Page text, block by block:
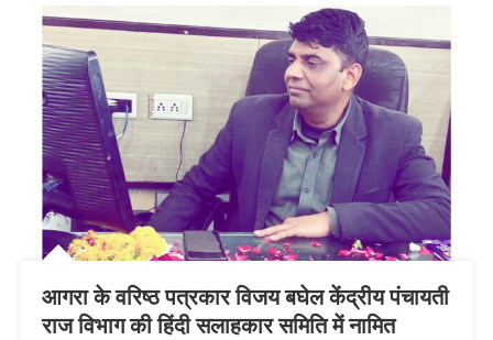
आगरा के वरिष्ठ पत्रकार विजय बघेल केंद्रीय पंचायती
राज विभाग की हिंदी सलाहकार समिति में नामित